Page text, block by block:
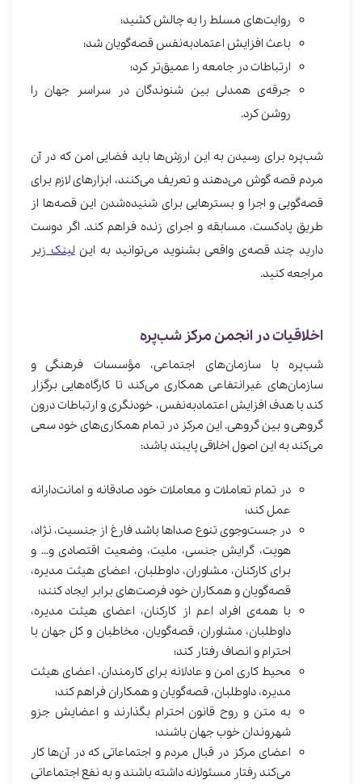
روایت‌های مسلط را به چالش کشید؛
باعث افزایش اعتمادبه‌نفس قصه‌گویان شد؛
ارتباطات در جامعه را عمیق‌تر کرد؛
جرقه‌ی همدلی بین شنوندگان در سراسر جهان را
روشن کرد.
شب‌پره برای رسیدن به این ارزش‌ها باید فضایی امن که در آن
مردم قصه گوش می‌دهند و تعریف می‌‌کنند، ابزارهای لازم برای
قصه‌گویی و اجرا و بسترهایی برای شنیده‌شدن این قصه‌ها از
طریق پادکست‌، مسابقه‌ و اجرای زنده فراهم کند. اگر دوست
دارید چند قصه‌ی واقعی بشنوید می‌توانید به اینلینکزیر
مراجعه کنید.
اخلاقیات در انجمن مرکز شب‌پره
شب‌پره با سازمان‌های اجتماعی، مؤسسات فرهنگی و
سازمان‌های غیرانتفاعی همکاری می‌کند تا کارگاه‌هایی برگزار
‌کند با هدف افزایش اعتمادبه‌نفس، خودنگری و ارتباطات درون
گروهی و بین گروهی. این مرکز در تمام همکاری‌های خود سعی
می‌کند به این اصول اخلاقی پایبند باشد:
در تمام تعاملات و معاملات خود صادقانه و امانت‌دارانه
عمل کند؛
در جست‌وجوی تنوع صداها باشد فارغ از جنسیت، نژاد،
هویت، گرایش جنسی، ملیت، وضعیت اقتصادی و… و
برای کارکنان، مشاوران، داوطلبان، اعضای هیئت مدیره،
قصه‌گویان و همکاران خود فرصت‌های برابر ایجاد کنند؛
با همه‌ی افراد اعم از کارکنان، اعضای هیئت مدیره،
داوطلبان، مشاوران، قصه‌گویان، مخاطبان و کل جهان با
احترام و انصاف رفتار کند؛
محیط کاری امن و عادلانه برای کارمندان، اعضای هیئت
مدیره، داوطلبان، قصه‌گویان و همکاران فراهم کند؛
به متن و روح قانون احترام بگذارند و اعضایش جزو
شهروندان خوب جهان باشند؛
اعضای مرکز در قبال مردم و اجتماعاتی که در آن‌ها کار
می‌کند رفتار مسئولانه داشته باشند و به نفع اجتماعاتی